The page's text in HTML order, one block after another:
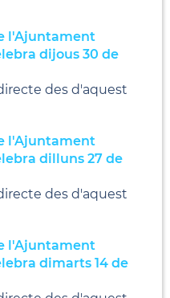
l'Ajuntament
dijous 30 de
des d'aquest
l'Ajuntament
dilluns 27 de
des d'aquest
l'Ajuntament
dimarts 14 de